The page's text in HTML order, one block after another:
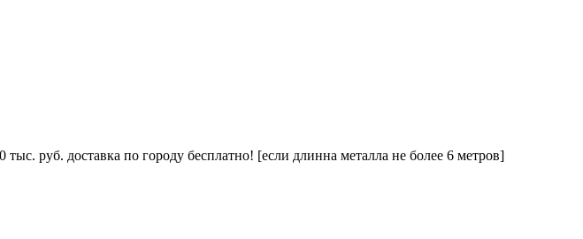
руб. доставка по городу бесплатно! [если длинна металла не более 6 метров]